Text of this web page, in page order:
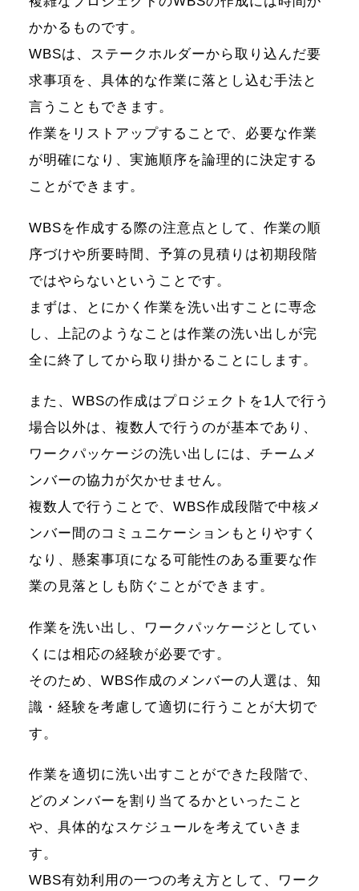
かかるものです。
WBSは、ステークホルダーから取り込んだ要
求事項を、具体的な作業に落とし込む手法と
言うこともできます。
作業をリストアップすることで、必要な作業
が明確になり、実施順序を論理的に決定する
ことができます。
WBSを作成する際の注意点として、作業の順
序づけや所要時間、予算の見積りは初期段階
ではやらないということです。
まずは、とにかく作業を洗い出すことに専念
し、上記のようなことは作業の洗い出しが完
全に終了してから取り掛かることにします。
また、WBSの作成はプロジェクトを1人で行う
場合以外は、複数人で行うのが基本であり、
ワークパッケージの洗い出しには、チームメ
ンバーの協力が欠かせません。
複数人で行うことで、WBS作成段階で中核メ
ンバー間のコミュニケーションもとりやすく
なり、懸案事項になる可能性のある重要な作
業の見落としも防ぐことができます。
作業を洗い出し、ワークパッケージとしてい
くには相応の経験が必要です。
そのため、WBS作成のメンバーの人選は、知
識・経験を考慮して適切に行うことが大切で
す。
作業を適切に洗い出すことができた段階で、
どのメンバーを割り当てるかといったこと
や、具体的なスケジュールを考えていきま
す。
WBS有効利用の一つの考え方として、ワーク